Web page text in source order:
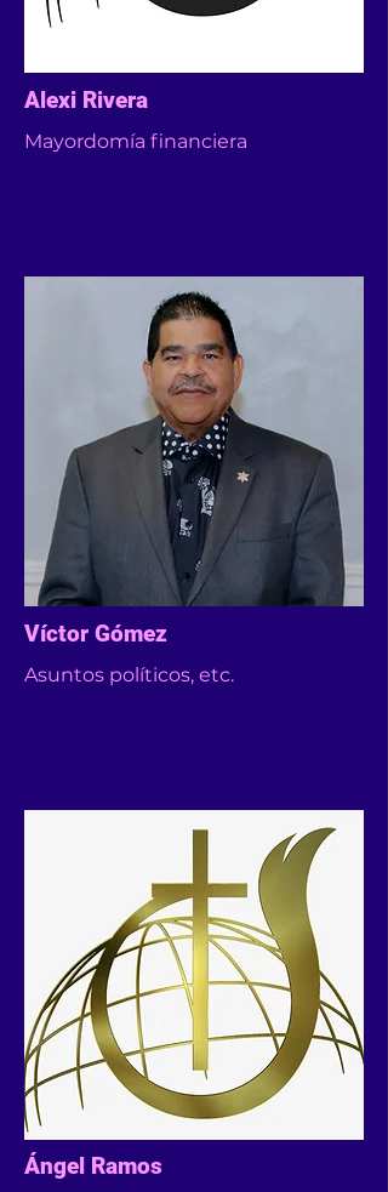
Alexi Rivera
Mayordomía financiera
Víctor Gómez
Asuntos políticos, etc.
Ángel Ramos